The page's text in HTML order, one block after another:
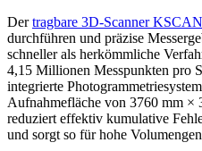
Dertragbare 3D-Scanner
durchführen und präzise
schneller als herkömmliche
4,15 Millionen Messpunkten pro
integrierte
Aufnahmefläche von 3760 mm ×
reduziert effektiv kumulative
und sorgt so für hohe